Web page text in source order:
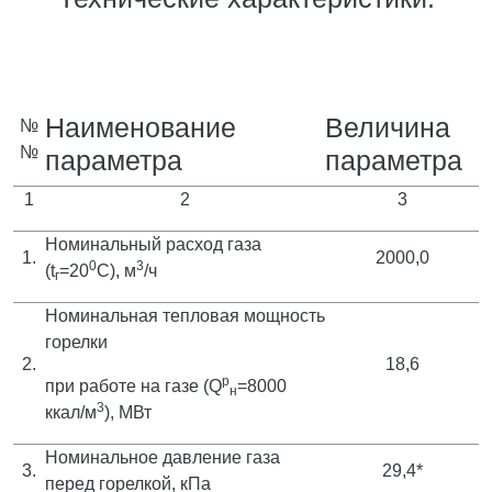
№
№
Наименование
параметра
Величина
параметра
1 2 3
1.
Номинальный расход газа
(tг=200C), м3/ч
2000,0
2.
Номинальная тепловая мощность
горелки
при работе на газе (Qр
н=8000
ккал/м3), МВт
18,6
3.
Номинальное давление газа
перед горелкой, кПа
29,4*